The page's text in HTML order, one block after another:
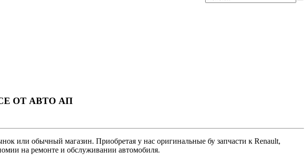
ОТ AВТО АП
или обычный магазин. Приобретая у нас оригинальные бу запчасти к Renault,
на ремонте и обслуживании автомобиля.